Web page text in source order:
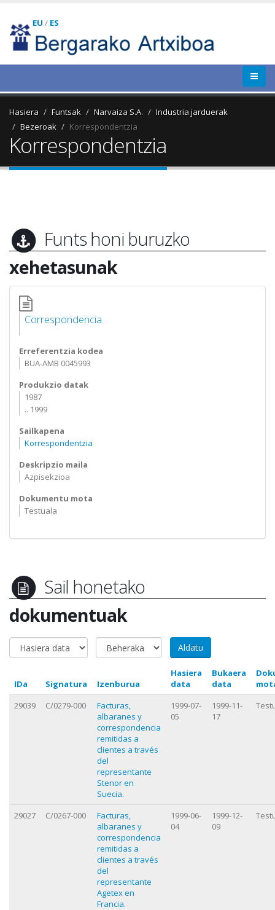
EU / ES
Hasiera Funtsak Narvaiza S.A.
Industria jarduerak
Bezeroak
Korrespondentzia
Korrespondentzia
Funts honi buruzko
xehetasunak
Correspondencia
Erreferentzia kodea
BUA-AMB 0045993
Produkzio datak
1987
.. 1999
Sailkapena
Korrespondentzia
Deskripzio maila
Azpisekzioa
Dokumentu mota
Testuala
Sail honetako
dokumentuak
IDa Signatura Izenburua
Hasiera
data
Bukaera
data
29039
C/0279-000
Facturas,
albaranes y
correspondencia
remitidas a
clientes a través
del
representante
Stenor en
Suecia.
1999-07-
05
1999-11-
17
29027 C/0267-000
Facturas,
albaranes y
correspondencia
remitidas a
clientes a través
del
representante
Agetex en
Francia.
1999-06-
04
1999-12-
09